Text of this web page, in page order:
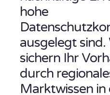
hohe
ausgelegt sind.
sichern Ihr
durch
Marktwissen in